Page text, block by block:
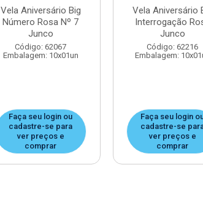
Vela Aniversário Big
Número Rosa Nº 7
Junco
Código: 62067
Embalagem: 10x01un
Faça seu login ou
cadastre-se para
ver preços e
comprar
Vela Aniversário
Interrogação
Junco
Código: 62216
Embalagem:
Faça seu login
cadastre-se
ver preços e
comprar